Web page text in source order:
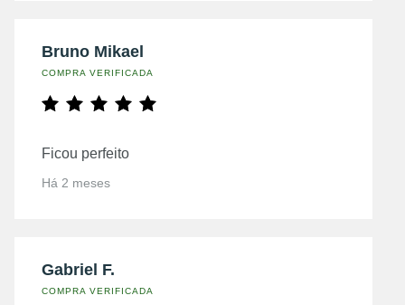
Bruno Mikael
COMPRA VERIFICADA
Ficou perfeito
Há 2 meses
Gabriel F.
COMPRA VERIFICADA